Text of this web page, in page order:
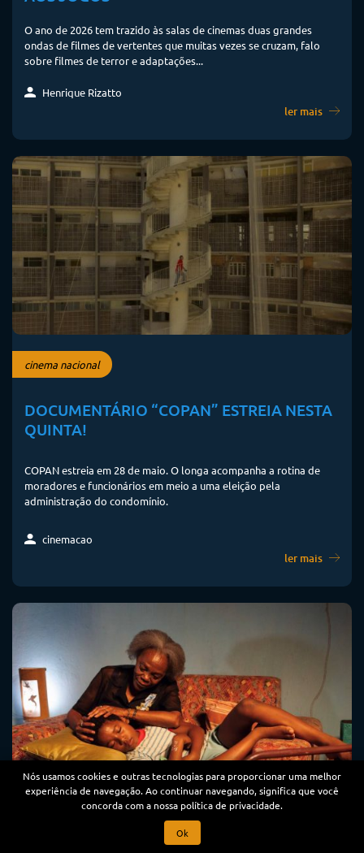
O ano de 2026 tem trazido às salas de cinemas duas grandes
ondas de filmes de vertentes que muitas vezes se cruzam, falo
sobre filmes de terror e adaptações...
Henrique Rizatto
ler mais
cinema nacional
DOCUMENTÁRIO “COPAN” ESTREIA NESTA
QUINTA!
COPAN estreia em 28 de maio. O longa acompanha a rotina de
moradores e funcionários em meio a uma eleição pela
administração do condomínio.
cinemacao
ler mais
cinema nacional
Nós usamos cookies e outras tecnologias para proporcionar uma melhor
experiência de navegação. Ao continuar navegando, significa que você
concorda com a nossa política de privacidade.
Ok